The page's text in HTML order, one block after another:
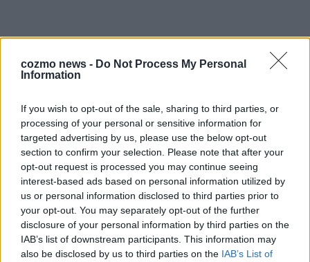
cozmo news - Do Not Process My Personal
Information
If you wish to opt-out of the sale, sharing to third parties, or
processing of your personal or sensitive information for
targeted advertising by us, please use the below opt-out
section to confirm your selection. Please note that after your
opt-out request is processed you may continue seeing
interest-based ads based on personal information utilized by
us or personal information disclosed to third parties prior to
your opt-out. You may separately opt-out of the further
disclosure of your personal information by third parties on the
IAB’s list of downstream participants. This information may
also be disclosed by us to third parties on the IAB’s List of
CHECK UNS AUF FACEBOOK